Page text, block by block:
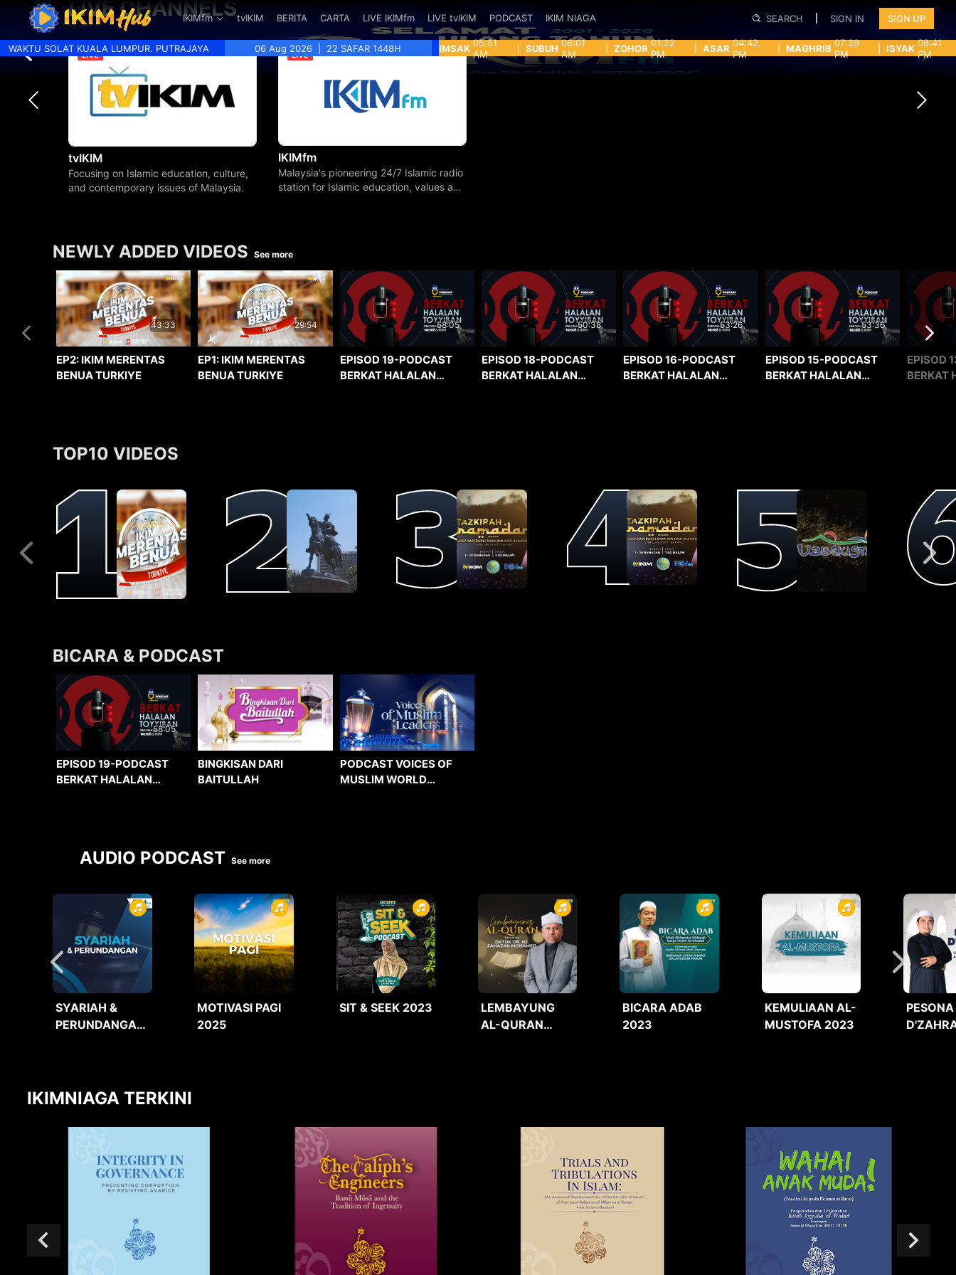
IKIMfm tvIKIM BERITA CARTA LIVE IKIMfm LIVE tvIKIM PODCAST IKIM NIAGA SEARCH SIGN IN SIGN UP
WAKTU SOLAT KUALA LUMPUR. PUTRAJAYA 06 Aug 2026 22 SAFAR 1448H IMSAK 05:51
AM
SUBUH 06:01
AM
ZOHOR 01:22
PM
ASAR 04:42
PM
MAGHRIB 07:29
PM
ISYAK 08:41
PM
LIVE CHANNELS
tvIKIM
Focusing on Islamic education, culture,
and contemporary issues of Malaysia.
IKIMfm
Malaysia's pioneering 24/7 Islamic radio
station for Islamic education, values and
NEWLY ADDED VIDEOS See more
43:33
EP2: IKIM MERENTAS
BENUA TURKIYE
29:54
EP1: IKIM MERENTAS
BENUA TURKIYE
58:05
EPISOD 19-PODCAST
BERKAT HALALAN
50:38
EPISOD 18-PODCAST
BERKAT HALALAN
53:26
EPISOD 16-PODCAST
BERKAT HALALAN
53:36
EPISOD 15-PODCAST
BERKAT HALALAN
EPISOD
BERKAT
TOP10 VIDEOS
BICARA & PODCAST
58:05
EPISOD 19-PODCAST
BERKAT HALALAN
BINGKISAN DARI
BAITULLAH
PODCAST VOICES OF
MUSLIM WORLD
AUDIO PODCAST See more
SYARIAH &
PERUNDANGAN
MOTIVASI PAGI
2025
SIT & SEEK 2023
LEMBAYUNG
AL-QURAN
BICARA ADAB
2023
KEMULIAAN AL-
MUSTOFA 2023
PESONA
IKIMNIAGA TERKINI